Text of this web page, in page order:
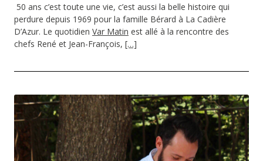
50 ans c’est toute une vie, c’est aussi la belle histoire qui
perdure depuis 1969 pour la famille Bérard à La Cadière
D’Azur. Le quotidien Var Matin est allé à la rencontre des
chefs René et Jean-François, […]